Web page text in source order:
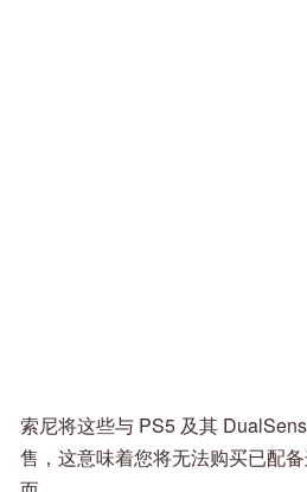
索尼将这些与 PS5 及其
售，这意味着您将无法购买已配